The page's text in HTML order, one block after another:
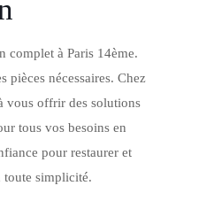
complet à Paris 14ème.
nécessaires. Chez
vous offrir des solutions
tous vos besoins en
pour restaurer et
toute simplicité.